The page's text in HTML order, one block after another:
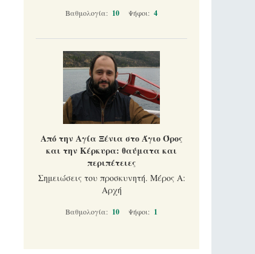
Βαθμολογία: 10 Ψήφοι: 4
Από την Αγία Ξένια στο Άγιο Όρος
και την Κέρκυρα: θαύματα και
περιπέτειες
Σημειώσεις του προσκυνητή. Μέρος Α:
Αρχή
Βαθμολογία: 10 Ψήφοι: 1